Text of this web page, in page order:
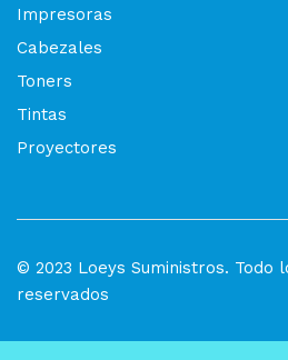
Impresoras
Cabezales
Toners
Tintas
Proyectores
© 2023 Loeys Suministros. Todo
reservados